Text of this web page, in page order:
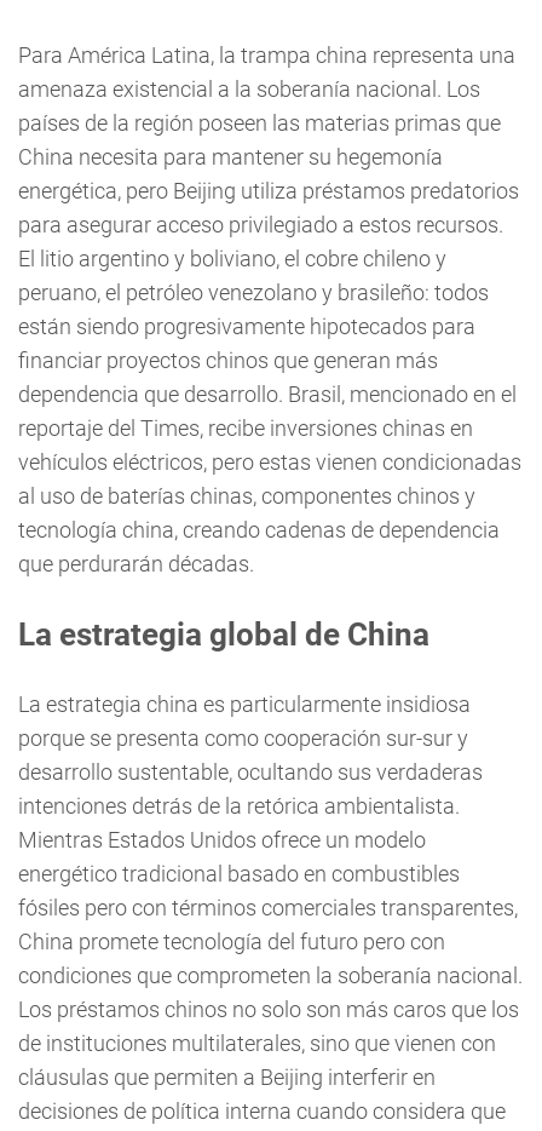
Para América Latina, la trampa china representa una
amenaza existencial a la soberanía nacional. Los
países de la región poseen las materias primas que
China necesita para mantener su hegemonía
energética, pero Beijing utiliza préstamos predatorios
para asegurar acceso privilegiado a estos recursos.
El litio argentino y boliviano, el cobre chileno y
peruano, el petróleo venezolano y brasileño: todos
están siendo progresivamente hipotecados para
financiar proyectos chinos que generan más
dependencia que desarrollo. Brasil, mencionado en el
reportaje del Times, recibe inversiones chinas en
vehículos eléctricos, pero estas vienen condicionadas
al uso de baterías chinas, componentes chinos y
tecnología china, creando cadenas de dependencia
que perdurarán décadas.
La estrategia global de China
La estrategia china es particularmente insidiosa
porque se presenta como cooperación sur-sur y
desarrollo sustentable, ocultando sus verdaderas
intenciones detrás de la retórica ambientalista.
Mientras Estados Unidos ofrece un modelo
energético tradicional basado en combustibles
fósiles pero con términos comerciales transparentes,
China promete tecnología del futuro pero con
condiciones que comprometen la soberanía nacional.
Los préstamos chinos no solo son más caros que los
de instituciones multilaterales, sino que vienen con
cláusulas que permiten a Beijing interferir en
decisiones de política interna cuando considera que